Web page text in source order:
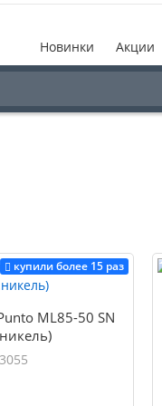
Новинки Акции
купили более 15 раз
ML85-50 SN